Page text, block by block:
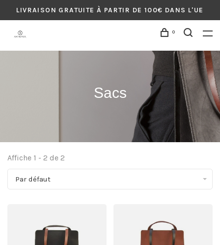
LIVRAISON GRATUITE À PARTIR DE 100€ DANS L'UE
0
Sacs
Affiche 1 - 2 de 2
Par défaut